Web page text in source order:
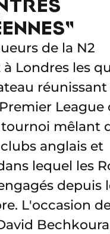
de la N2
Londres les
réunissant
League
tournoi mêlant
anglais et
lequel les
depuis
L'occasion